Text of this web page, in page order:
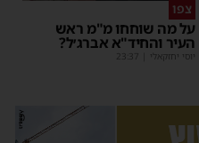
צפו
על מה שוחחו מ"מ ראש
העיר והחיד"א אברג׳ל?
יוסי יחזקאלי 23:37